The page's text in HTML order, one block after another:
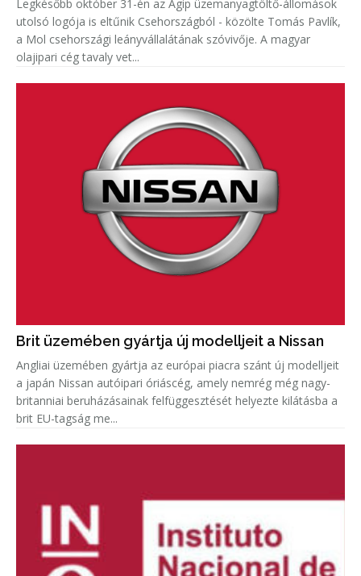
Legkésőbb október 31-én az Agip üzemanyagtöltő-állomások
utolsó logója is eltűnik Csehországból - közölte Tomás Pavlík,
a Mol csehországi leányvállalátának szóvivője. A magyar
olajipari cég tavaly vet...
Brit üzemében gyártja új modelljeit a Nissan
Angliai üzemében gyártja az európai piacra szánt új modelljeit
a japán Nissan autóipari óriáscég, amely nemrég még nagy-
britanniai beruházásainak felfüggesztését helyezte kilátásba a
brit EU-tagság me...